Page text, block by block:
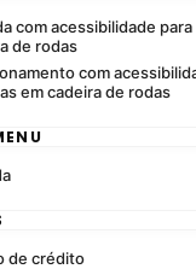
com acessibilidade
de rodas
com
em cadeira de rodas
de crédito